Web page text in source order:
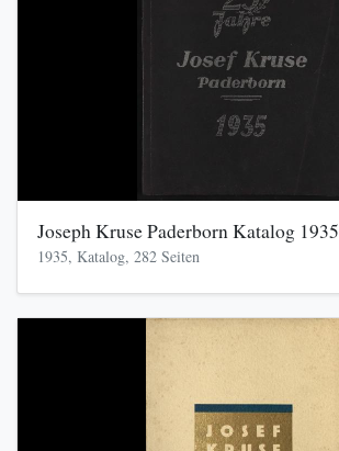
Joseph Kruse Paderborn Katalog 1935
1935, Katalog, 282 Seiten